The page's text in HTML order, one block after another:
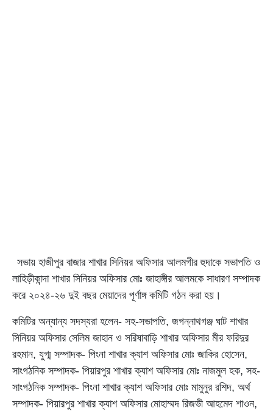
সভায় হাজীপুর বাজার শাখার সিনিয়র অফিসার আলমগীর হুদাকে সভাপতি ও
লাহিড়ীকান্দা শাখার সিনিয়র অফিসার মোঃ জাহাঙ্গীর আলমকে সাধারণ সম্পাদক
করে ২০২৪-২৬ দুই বছর মেয়াদের পূর্ণাঙ্গ কমিটি গঠন করা হয়।
কমিটির অন্যান্য সদস্যরা হলেন- সহ-সভাপতি, জগন্নাথগঞ্জ ঘাট শাখার
সিনিয়র অফিসার সেলিম জাহান ও সরিষাবাড়ি শাখার অফিসার মীর ফরিদুর
রহমান, যুগ্ম সম্পাদক- পিংনা শাখার ক্যাশ অফিসার মোঃ জাকির হোসেন,
সাংগঠনিক সম্পাদক- পিয়ারপুর শাখার ক্যাশ অফিসার মোঃ নাজমুল হক, সহ-
সাংগঠনিক সম্পাদক- পিংনা শাখার ক্যাশ অফিসার মোঃ মামুনুর রশিদ, অর্থ
সম্পাদক- পিয়ারপুর শাখার ক্যাশ অফিসার মোহাম্মদ রিজভী আহমেদ শাওন,